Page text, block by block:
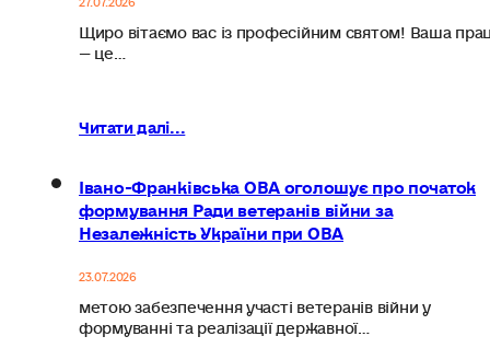
Щиро вітаємо вас із професійним святом! Ваша
— це…
Читати далі...
Івано-Франківська ОВА оголошує про початок
формування Ради ветеранів війни за
Незалежність України при ОВА
23.07.2026
метою забезпечення участі ветеранів війни у
формуванні та реалізації державної…